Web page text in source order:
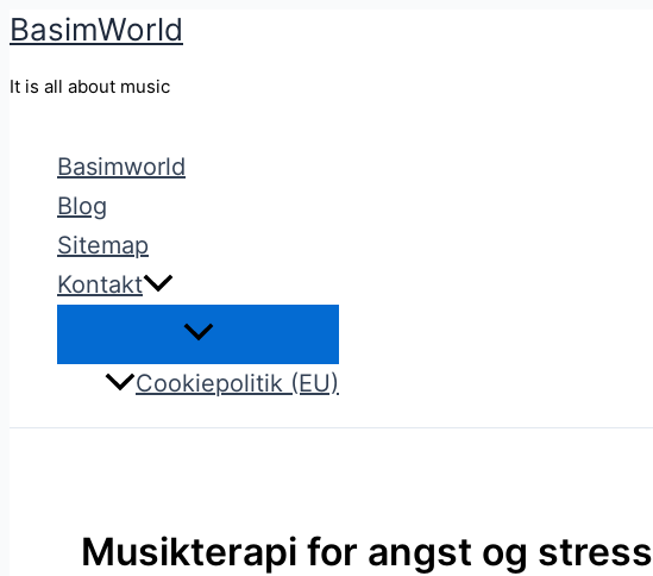
Gå
BasimWorld
It is all about music
Basimworld
Blog
Sitemap
Kontakt
Cookiepolitik (EU)
Musikterapi for angst og stress